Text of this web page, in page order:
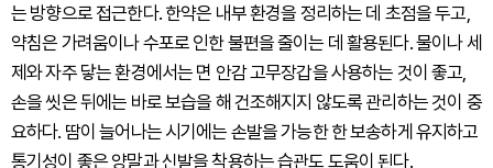
는 방향으로 접근한다. 한약은 내부 환경을 정리하는 데 초점을 두고,
약침은 가려움이나 수포로 인한 불편을 줄이는 데 활용된다. 물이나 세
제와 자주 닿는 환경에서는 면 안감 고무장갑을 사용하는 것이 좋고,
손을 씻은 뒤에는 바로 보습을 해 건조해지지 않도록 관리하는 것이 중
요하다. 땀이 늘어나는 시기에는 손발을 가능한 한 보송하게 유지하고
통기성이 좋은 양말과 신발을 착용하는 습관도 도움이 된다.